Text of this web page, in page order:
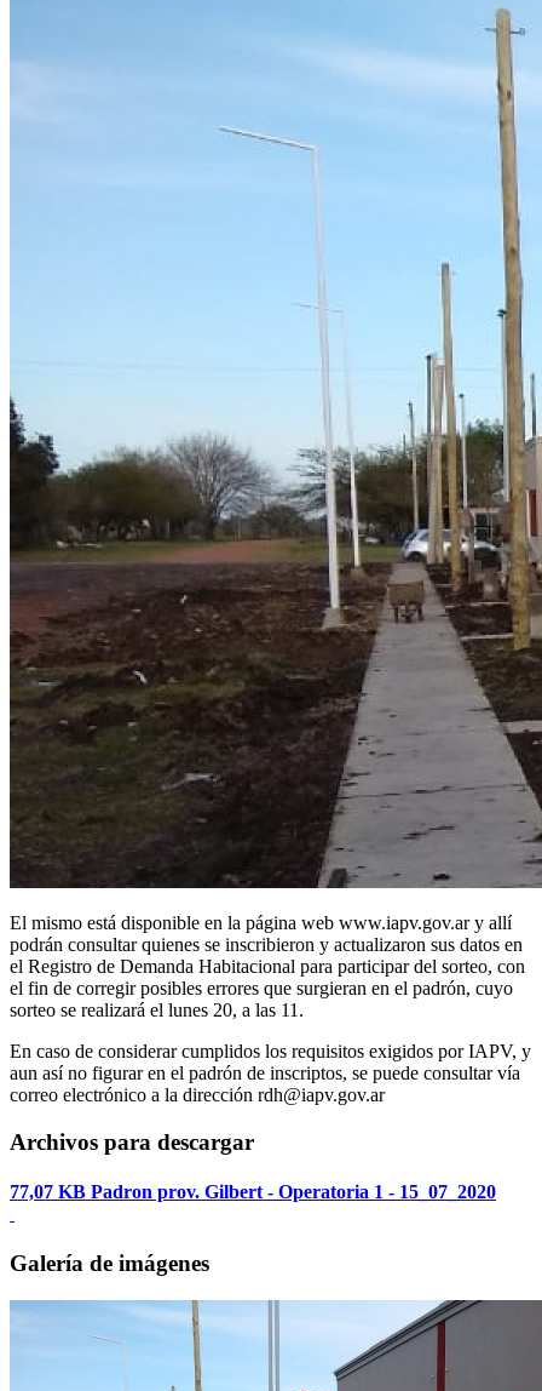
El mismo está disponible en la página web www.iapv.gov.ar y allí
podrán consultar quienes se inscribieron y actualizaron sus datos en
el Registro de Demanda Habitacional para participar del sorteo, con
el fin de corregir posibles errores que surgieran en el padrón, cuyo
sorteo se realizará el lunes 20, a las 11.
En caso de considerar cumplidos los requisitos exigidos por IAPV, y
aun así no figurar en el padrón de inscriptos, se puede consultar vía
correo electrónico a la dirección rdh@iapv.gov.ar
Archivos para descargar
77,07 KB Padron prov. Gilbert - Operatoria 1 - 15_07_2020
Galería de imágenes